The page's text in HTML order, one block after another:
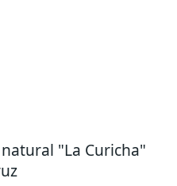
"La Curicha"